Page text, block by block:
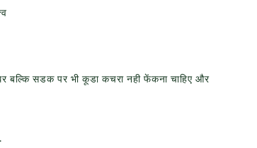
बल्कि सडक पर भी कूडा कचरा नही फेंकना चाहिए और